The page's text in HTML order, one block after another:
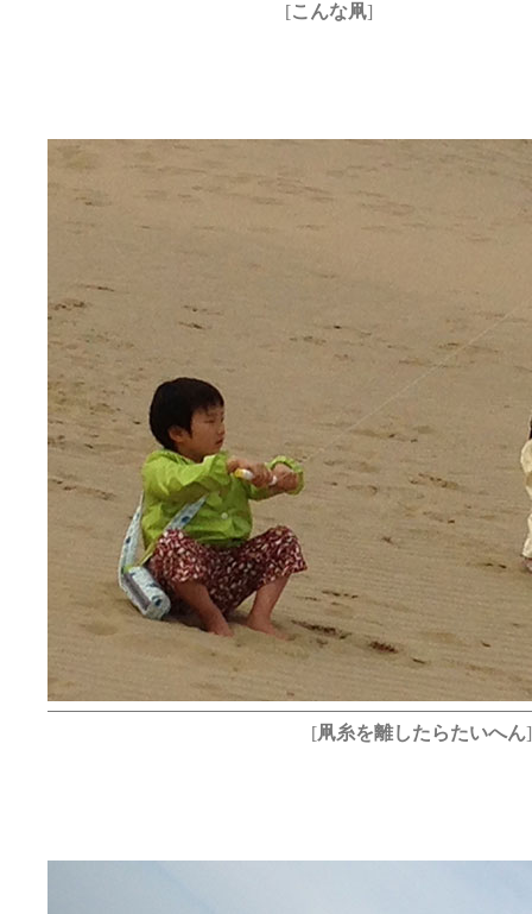
[こんな凧]
[凧糸を離したらたいへん]